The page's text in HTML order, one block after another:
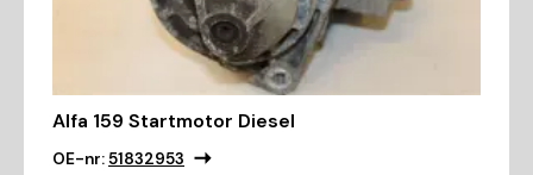
Alfa 159 Startmotor Diesel
OE-nr:51832953